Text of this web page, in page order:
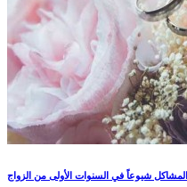
المشاكل شيوعاً في السنوات الأولى من الزواج